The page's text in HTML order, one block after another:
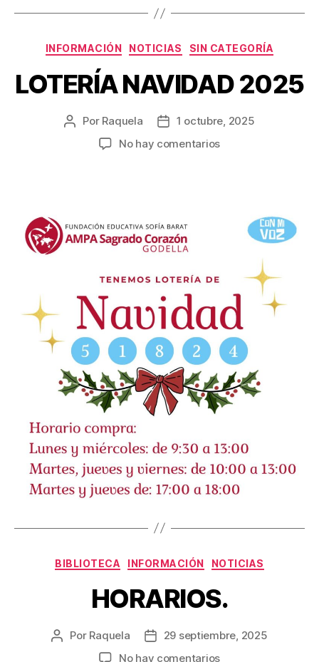
Categorías
INFORMACIÓN NOTICIAS SIN CATEGORÍA
LOTERÍA NAVIDAD 2025
Autor
Por Raquela
Fecha1 octubre, 2025
No hay comentariosen
Categorías
BIBLIOTECA INFORMACIÓN NOTICIAS
HORARIOS.
Autor
Por Raquela
Fecha29 septiembre, 2025
No hay comentariosen